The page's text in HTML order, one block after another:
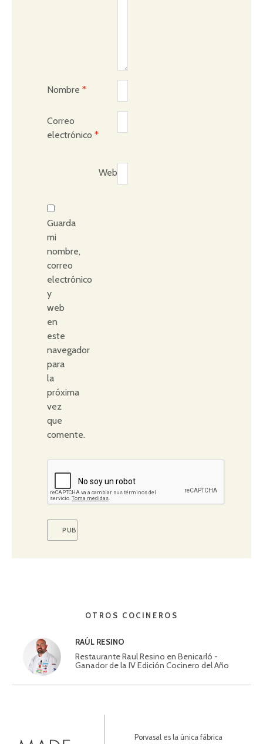
Nombre *
Correo
electrónico *
Web
Guarda
mi
nombre,
correo
electrónico
y
web
en
este
navegador
para
la
próxima
vez
que
comente.
OTROS COCINEROS
RAÚL RESINO
Restaurante Raul Resino en Benicarló -
Ganador de la IV Edición Cocinero del Año
Porvasal es la única fábrica